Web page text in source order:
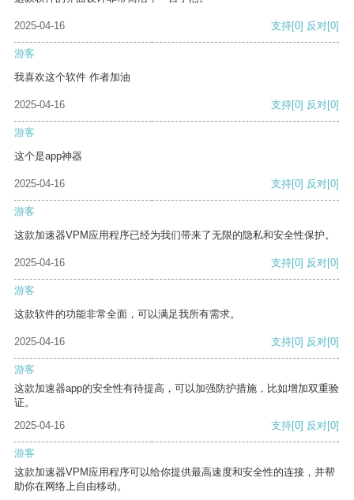
2025-04-16 支持[0] 反对[0]
游客
我喜欢这个软件 作者加油
2025-04-16 支持[0] 反对[0]
游客
这个是app神器
2025-04-16 支持[0] 反对[0]
游客
这款加速器VPM应用程序已经为我们带来了无限的隐私和安全性保护。
2025-04-16 支持[0] 反对[0]
游客
这款软件的功能非常全面，可以满足我所有需求。
2025-04-16 支持[0] 反对[0]
游客
这款加速器app的安全性有待提高，可以加强防护措施，比如增加双重验
证。
2025-04-16
支持[0] 反对[0]
游客
这款加速器VPM应用程序可以给你提供最高速度和安全性的连接，并帮
助你在网络上自由移动。